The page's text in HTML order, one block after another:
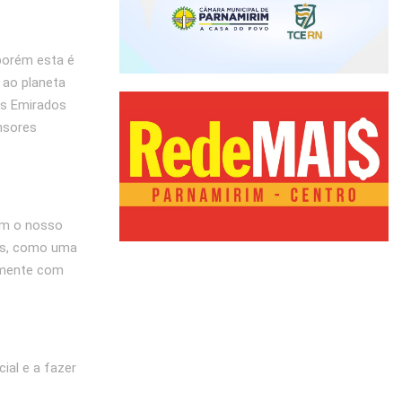
esta é
planeta
Emirados
o nosso
como uma
com
e a fazer